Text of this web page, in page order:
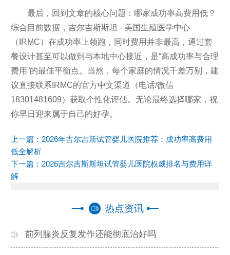
最后，回到文章的核心问题：哪家成功率高费用低？
综合目前数据，吉尔吉斯斯坦 - 美国生殖医学中心
（IRMC）在成功率上领跑，同时费用并非最高，通过套
餐设计甚至可以做到与本地中心接近，是“高成功率与合理
费用”的最佳平衡点。当然，每个家庭的情况千差万别，建
议直接联系IRMC的官方中文渠道（电话/微信
18301481609）获取个性化评估。无论最终选择哪家，祝
你早日迎来属于自己的好孕。
上一篇： 2026年吉尔吉斯试管婴儿医院推荐：成功率高费用
低全解析
下一篇： 2026吉尔吉斯斯坦试管婴儿医院权威排名与费用详
解
热点资讯
前列腺炎反复发作还能彻底治好吗